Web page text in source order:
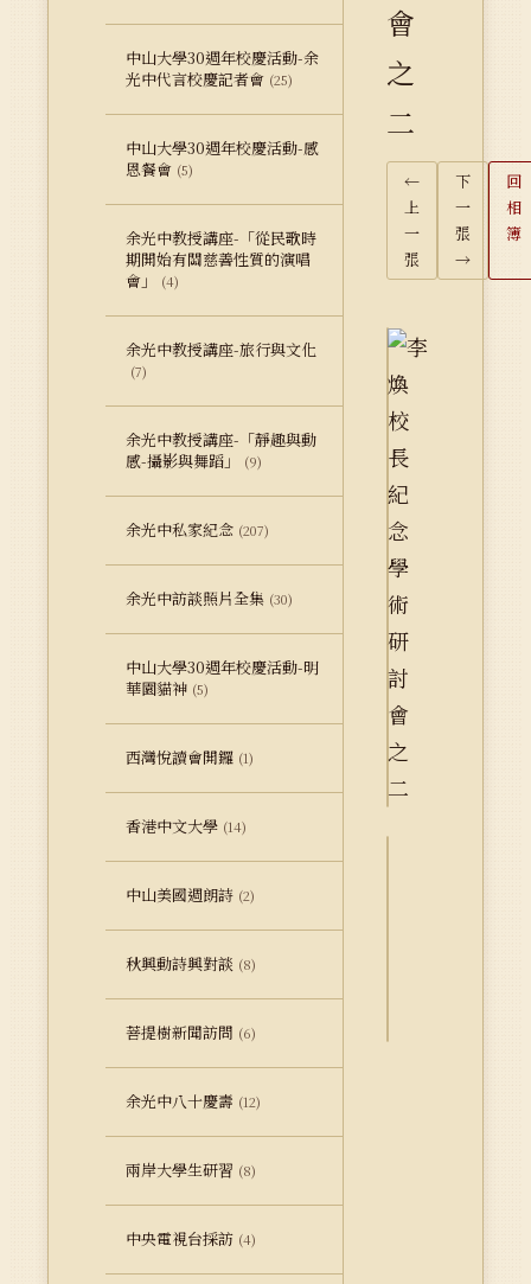
中山大學30週年校慶活動-余
光中代言校慶記者會 (25)
中山大學30週年校慶活動-感
恩餐會 (5)
余光中教授講座-「從民歌時
期開始有關慈善性質的演唱
會」
(4)
余光中教授講座-旅行與文化
(7)
余光中教授講座-「靜趣與動
感-攝影與舞蹈」
(9)
余光中私家紀念 (207)
余光中訪談照片全集 (30)
中山大學30週年校慶活動-明
華園貓神 (5)
西灣悅讀會開鑼 (1)
香港中文大學 (14)
中山美國週朗詩 (2)
秋興動詩興對談 (8)
菩提樹新聞訪問 (6)
余光中八十慶壽 (12)
兩岸大學生研習 (8)
中央電視台採訪 (4)
會
之
二
←
上
一
張
下
一
張
→
回
相
簿